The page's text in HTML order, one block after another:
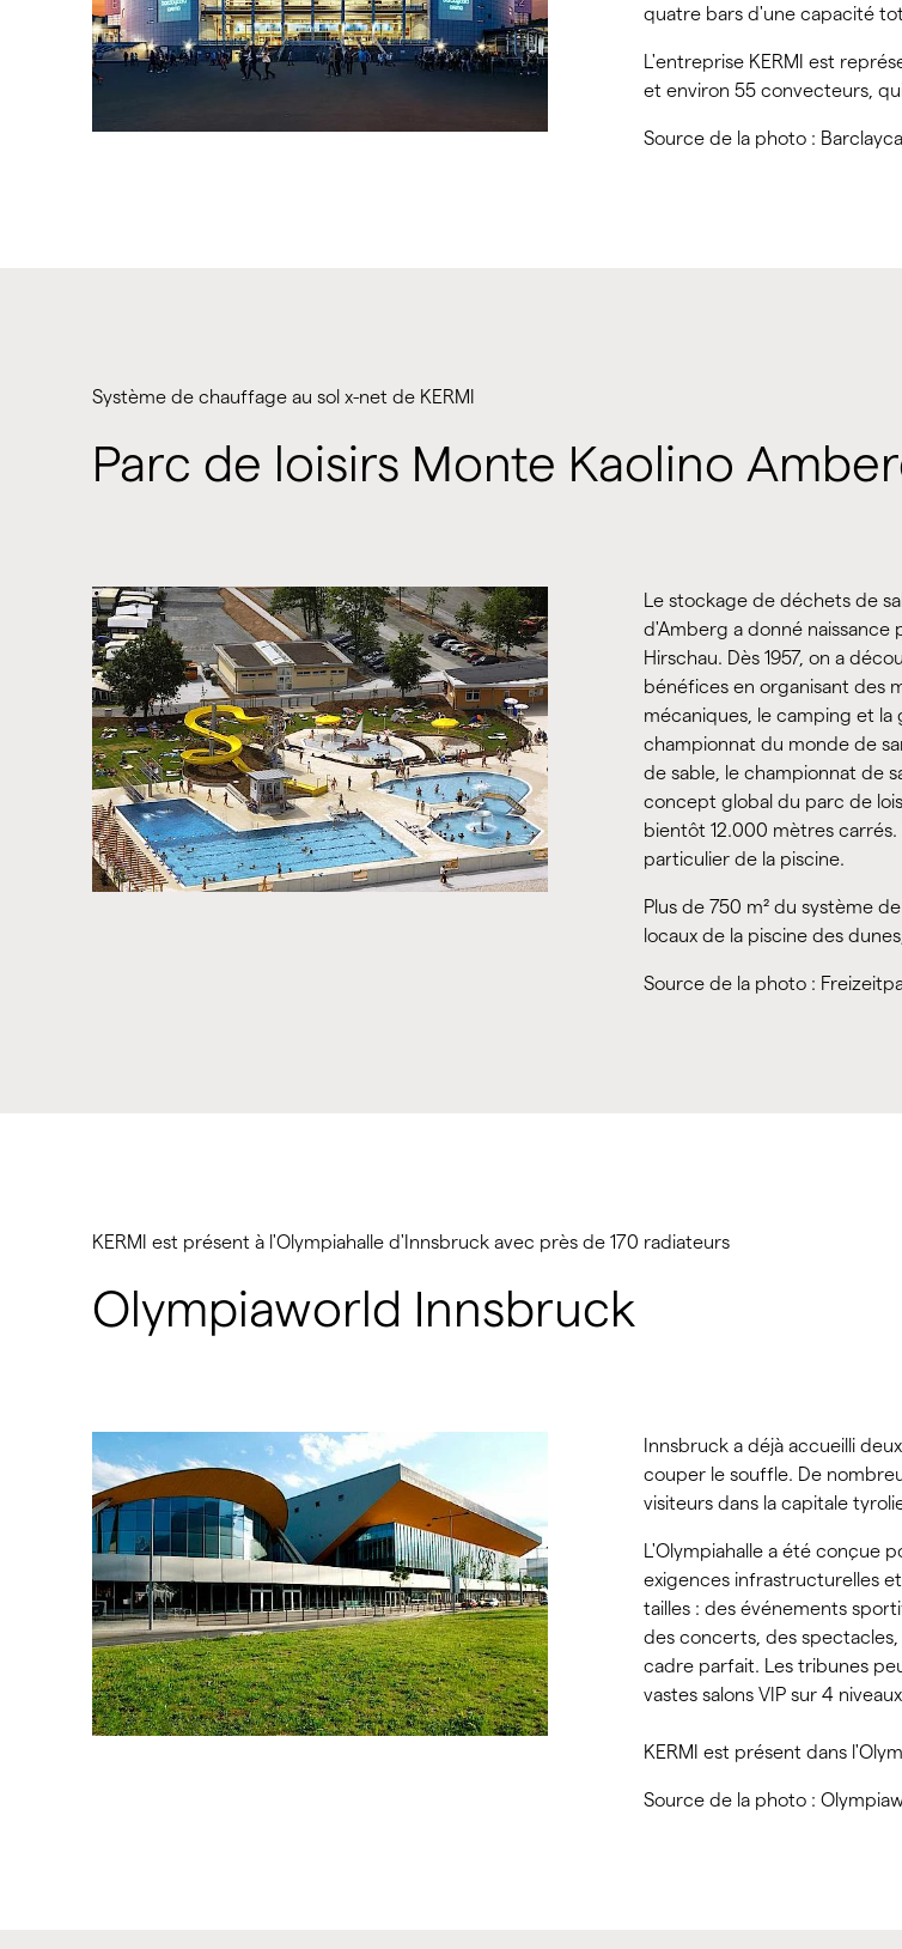
quatre bars d'une capacité
L'entreprise KERMI est
et environ 55 convecteurs,
Source de la photo :
Système de chauffage au sol x-net de KERMI
Parc de loisirs Monte Kaolino
Le stockage de déchets de
d'Amberg a donné naissance
Hirschau. Dès 1957, on a
bénéfices en organisant des
mécaniques, le camping et
championnat du monde de
de sable, le championnat de
concept global du parc de
bientôt 12.000 mètres
particulier de la piscine.
Plus de 750 m² du système
locaux de la piscine des
Source de la photo :
KERMI est présent à l'Olympiahalle d'Innsbruck avec près de 170 radiateurs
Olympiaworld Innsbruck
Innsbruck a déjà accueilli
couper le souffle. De
visiteurs dans la capitale
L'Olympiahalle a été conçue
exigences infrastructurelles
tailles : des événements
des concerts, des
cadre parfait. Les tribunes
vastes salons VIP sur 4
KERMI est présent dans
Source de la photo :